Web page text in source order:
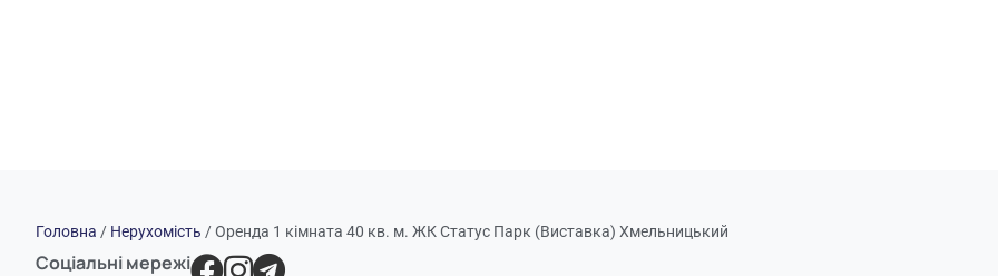
Головна / Нерухомість /Оренда 1 кімната 40 кв. м. ЖК Статус Парк (Виставка) Хмельницький
Соціальні мережі